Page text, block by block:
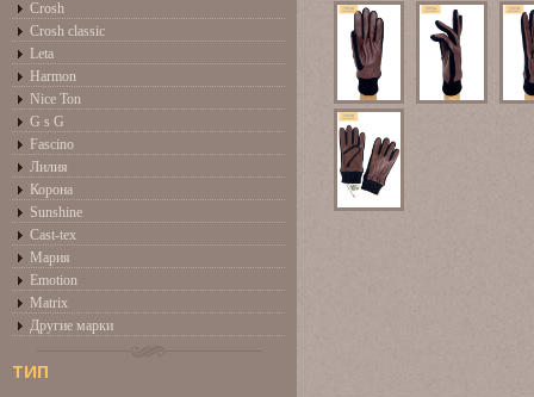
Crosh
Crosh classic
Leta
Harmon
Nice Ton
G s G
Fascino
Лилия
Корона
Sunshine
Cast-tex
Мария
Emotion
Matrix
Другие марки
ТИП